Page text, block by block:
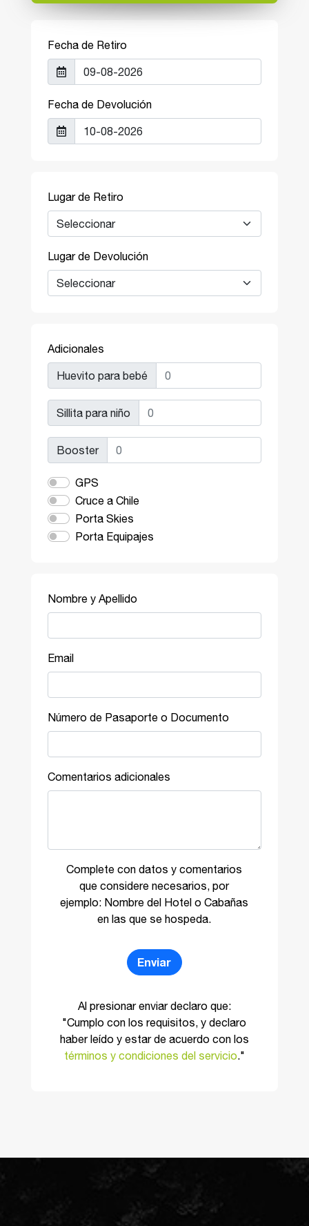
Fecha de Retiro
Fecha de Devolución
Lugar de Retiro
Lugar de Devolución
Adicionales
Huevito para bebé
Sillita para niño
Booster
GPS
Cruce a Chile
Porta Skies
Porta Equipajes
Nombre y Apellido
Email
Número de Pasaporte o Documento
Comentarios adicionales
Complete con datos y comentarios
que considere necesarios, por
ejemplo: Nombre del Hotel o Cabañas
en las que se hospeda.
Enviar
Al presionar enviar declaro que:
"Cumplo con los requisitos, y declaro
haber leído y estar de acuerdo con los
términos y condiciones del servicio."